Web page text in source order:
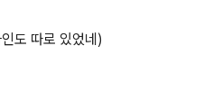
도 따로 있었네)